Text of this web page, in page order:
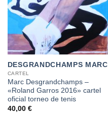
DESGRANDCHAMPS MARC
CARTEL
Marc Desgrandchamps –
«Roland Garros 2016» cartel
oficial torneo de tenis
40,00 €